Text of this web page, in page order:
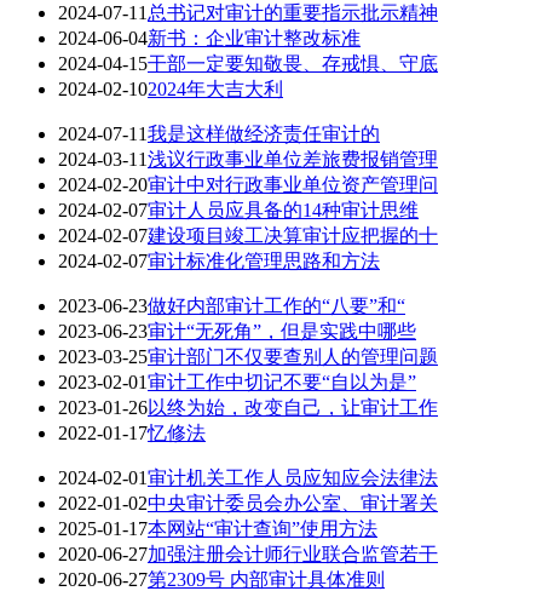
2024-07-11 总书记对审计的重要指示批示精神
2024-06-04新书：企业审计整改标准
2024-04-15干部一定要知敬畏、存戒惧、守底
2024-02-102024年大吉大利
2024-07-11我是这样做经济责任审计的
2024-03-11浅议行政事业单位差旅费报销管理
2024-02-20审计中对行政事业单位资产管理问
2024-02-07审计人员应具备的14种审计思维
2024-02-07建设项目竣工决算审计应把握的十
2024-02-07审计标准化管理思路和方法
2023-06-23做好内部审计工作的“八要”和“
2023-06-23审计“无死角”，但是实践中哪些
2023-03-25审计部门不仅要查别人的管理问题
2023-02-01审计工作中切记不要“自以为是”
2023-01-26以终为始，改变自己，让审计工作
2022-01-17忆修法
2024-02-01审计机关工作人员应知应会法律法
2022-01-02中央审计委员会办公室、审计署关
2025-01-17本网站“审计查询”使用方法
2020-06-27加强注册会计师行业联合监管若干
2020-06-27第2309号 内部审计具体准则